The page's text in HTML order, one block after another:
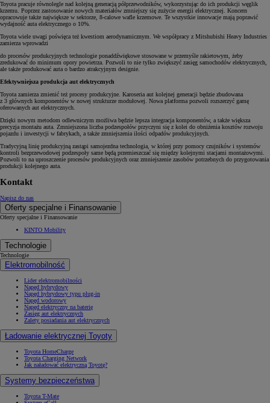
Toyota pracuje równolegle nad kolejną generacją półprzewodników, wykorzystując do ich produkcji węglik
krzemu. Poprzez zastosowanie nowych materiałów zmniejszy się zużycie energii elektrycznej. Koncern
opracowuje także największe w sektorze, 8-calowe wafle krzemowe. Te wszystkie innowacje mają poprawić
wydajność auta elektrycznego o 10%.
Toyota wiele uwagi poświęca też kwestiom aerodynamicznym. We współpracy z Mitshubishi Heavy Industries
zamierza wprowadzi
do procesów produkcyjnych technologie ponaddźwiękowe stosowane w przemyśle rakietowym, żeby
zredukować do minimum opory powietrza. Pozwoli to nie tylko zwiększyć zasięg samochodów elektrycznych,
ale także produkować auta o bardzo atrakcyjnym designie.
Efektywniejsza produkcja aut elektrycznych
Toyota zamierza zmienić też procesy produkcyjne. Karoseria aut kolejnej generacji będzie zbudowana
z 3 głównych komponentów w nowej strukturze modułowej. Nowa platforma pozwoli rozszerzyć gamę
oferowanych aut elektrycznych.
Dzięki nowym metodom odlewniczym możliwa będzie lepsza integracja komponentów, a także większa
precyzja montażu auta. Zmniejszona liczba podzespołów przyczyni się z kolei do obniżenia kosztów rozwoju
pojazdu i inwestycji w fabrykach, a także zmniejszenia ilości odpadów produkcyjnych.
Tradycyjną linię produkcyjną zastąpi samojezdna technologia, w której przy pomocy czujników i systemów
kontroli bezprzewodowej podzespoły same będą przemieszczać się między kolejnymi stacjami montażowymi.
Pozwoli to na uproszczenie procesów produkcyjnych oraz zmniejszenie zasobów potrzebnych do przygotowania
produkcji kolejnego auta.
Kontakt
Napisz do nas
Oferty specjalne i Finansowanie
Oferty specjalne i Finansowanie
KINTO Mobility
Technologie
Technologie
Elektromobilność
Lider elektromobilności
Napęd hybrydowy
Napęd hybrydowy typu plug-in
Napęd wodorowy
Napęd elektryczny na baterię
Zasięg aut elektrycznych
Zalety posiadania aut elektrycznych
Ładowanie elektrycznej Toyoty
Toyota HomeCharge
Toyota Charging Network
Jak naładować elektryczną Toyotę?
Systemy bezpieczeństwa
Toyota T-Mate